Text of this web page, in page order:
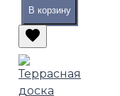
В корзину